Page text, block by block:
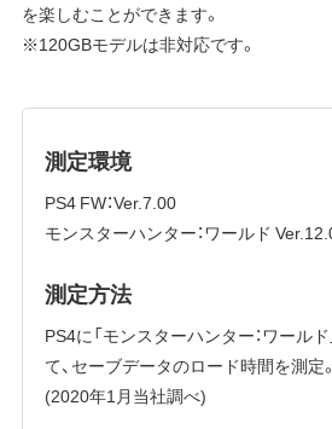
を楽しむことができます。
※120GBモデルは非対応です。
測定環境
PS4 FW：Ver.7.00
モンスターハンター：ワールド
測定方法
PS4に「モンスターハンター：ワール
て、セーブデータのロード時間を測定。
(2020年1月当社調べ)